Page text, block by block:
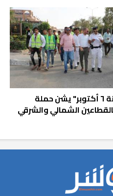
"جهاز مدينة ٦ أكتوبر" يشن حملة
الشمالي والشرقي